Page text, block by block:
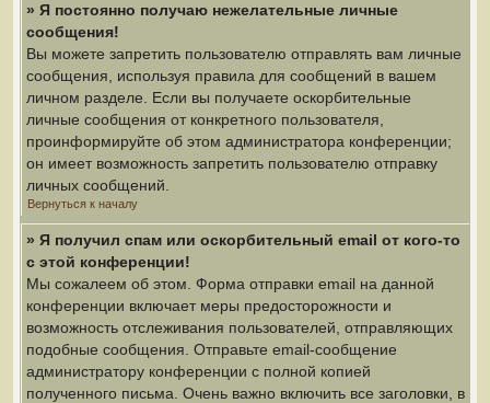
» Я постоянно получаю нежелательные личные
сообщения!
Вы можете запретить пользователю отправлять вам личные
сообщения, используя правила для сообщений в вашем
личном разделе. Если вы получаете оскорбительные
личные сообщения от конкретного пользователя,
проинформируйте об этом администратора конференции;
он имеет возможность запретить пользователю отправку
личных сообщений.
Вернуться к началу
» Я получил спам или оскорбительный email от кого-то
с этой конференции!
Мы сожалеем об этом. Форма отправки email на данной
конференции включает меры предосторожности и
возможность отслеживания пользователей, отправляющих
подобные сообщения. Отправьте email-сообщение
администратору конференции с полной копией
полученного письма. Очень важно включить все заголовки, в